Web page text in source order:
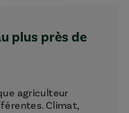
plus près de
agriculteur
Climat,